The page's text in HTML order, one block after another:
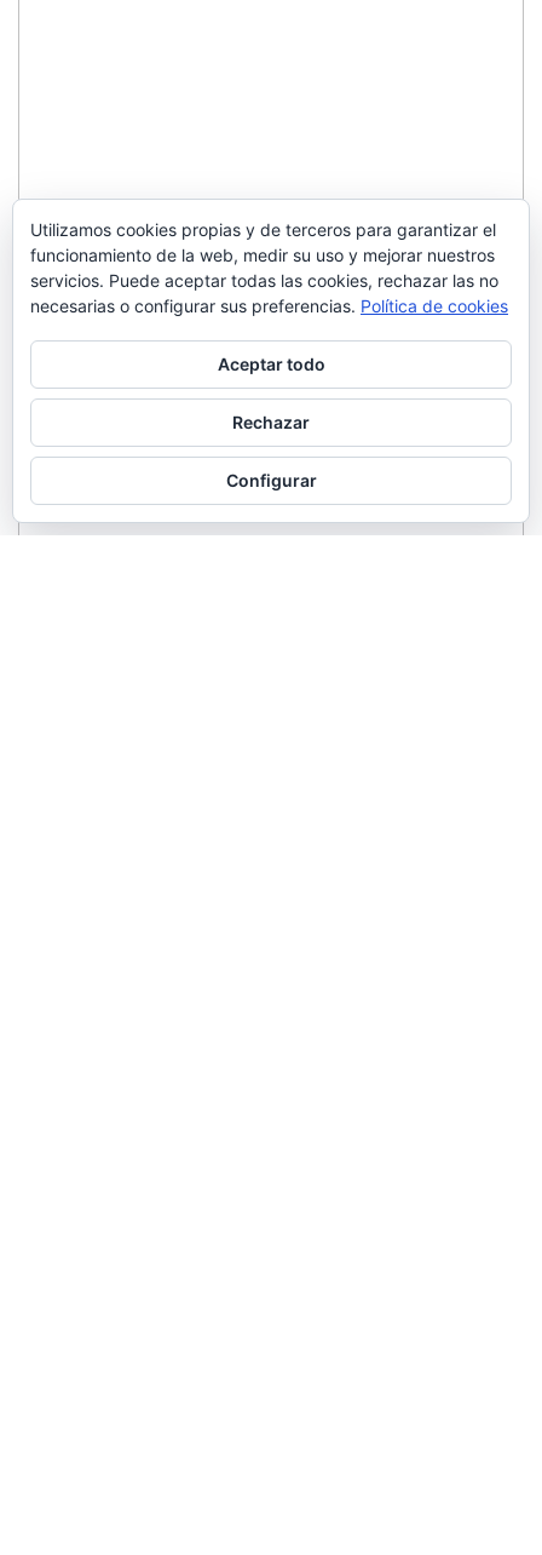
Utilizamos cookies propias y de terceros para garantizar el
funcionamiento de la web, medir su uso y mejorar nuestros
servicios. Puede aceptar todas las cookies, rechazar las no
necesarias o configurar sus preferencias. Política de cookies
Aceptar todo
Rechazar
Configurar